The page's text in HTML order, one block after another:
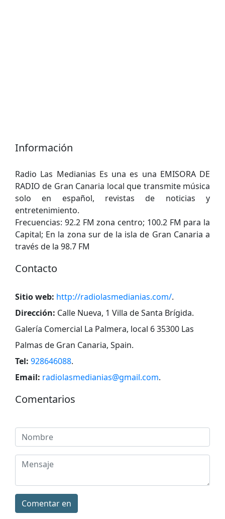
Información
Radio Las Medianias Es una es una EMISORA DE
RADIO de Gran Canaria local que transmite música
solo en español, revistas de noticias y
entretenimiento.
Frecuencias: 92.2 FM zona centro; 100.2 FM para la
Capital; En la zona sur de la isla de Gran Canaria a
través de la 98.7 FM
Contacto
Sitio web: http://radiolasmedianias.com/.
Dirección: Calle Nueva, 1 Villa de Santa Brígida.
Galería Comercial La Palmera, local 6 35300 Las
Palmas de Gran Canaria, Spain.
Tel: 928646088.
Email: radiolasmedianias@gmail.com.
Comentarios
Comentar en